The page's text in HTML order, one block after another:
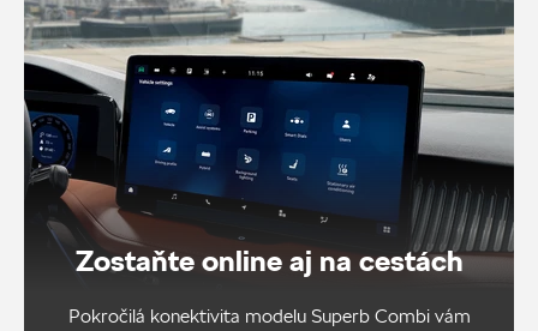
Zostaňte online aj na cestách
Pokročilá konektivita modelu Superb Combi vám